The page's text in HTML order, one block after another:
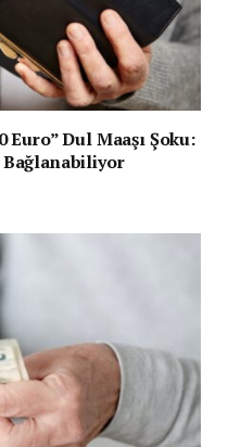
Euro” Dul Maaşı Şoku:
Bağlanabiliyor